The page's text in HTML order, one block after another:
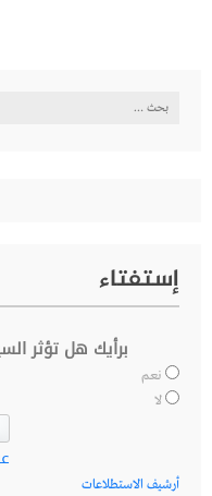
البحث
إستفتاء
برأيك هل تؤثر
نعم
لا
أرشيف الاستطلاعات